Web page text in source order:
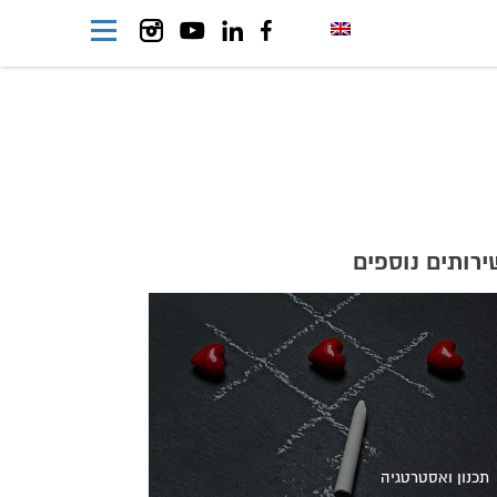
נוספים
תכנון ואסטרטגיה